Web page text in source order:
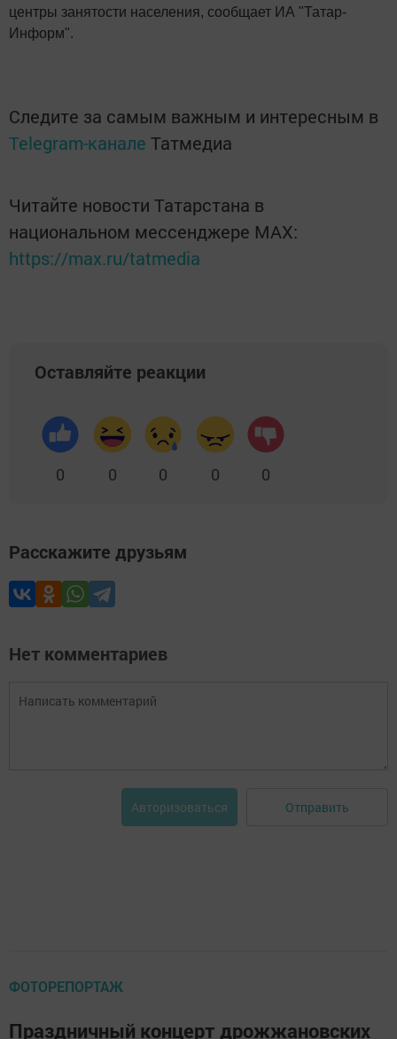
центры занятости населения, сообщает ИА "Татар-
Информ".
Следите за самым важным и интересным в
Telegram-канале Татмедиа
Читайте новости Татарстана в
национальном мессенджере MАХ:
https://max.ru/tatmedia
Оставляйте реакции
0 0 0 0 0
Расскажите друзьям
Нет комментариев
Авторизоваться Отправить
ФОТОРЕПОРТАЖ
Праздничный концерт дрожжановских